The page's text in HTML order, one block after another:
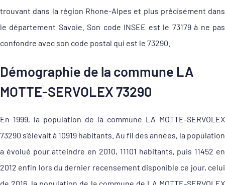
trouvant dans la région Rhone-Alpes et plus précisément dans
le département Savoie. Son code INSEE est le 73179 à ne pas
confondre avec son code postal qui est le 73290.
Démographie de la commune LA
MOTTE-SERVOLEX 73290
En 1999, la population de la commune LA MOTTE-SERVOLEX
73290 s'élevait à 10919 habitants. Au fil des années, la population
a évolué pour atteindre en 2010, 11101 habitants, puis 11452 en
2012 enfin lors du dernier recensement disponible ce jour, celui